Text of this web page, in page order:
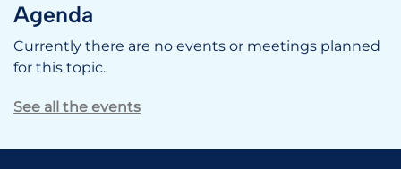
Agenda
Currently there are no events or meetings planned
for this topic.
See all the events